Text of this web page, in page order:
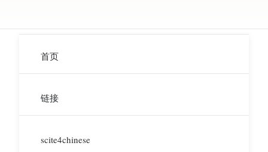
首页
链接
scite4chinese